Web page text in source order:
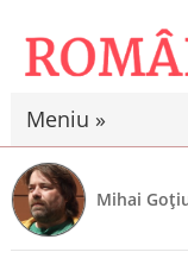
Meniu »
Mihai